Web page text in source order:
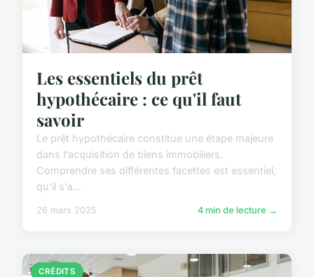
Les essentiels du prêt
hypothécaire : ce qu'il faut
savoir
Le prêt hypothécaire constitue une étape majeure
dans l'acquisition de biens immobiliers.
Comprendre ses différentes facettes est essentiel,
qu'il s'a...
26 mars 2025 4 min de lecture →
CRÉDITS